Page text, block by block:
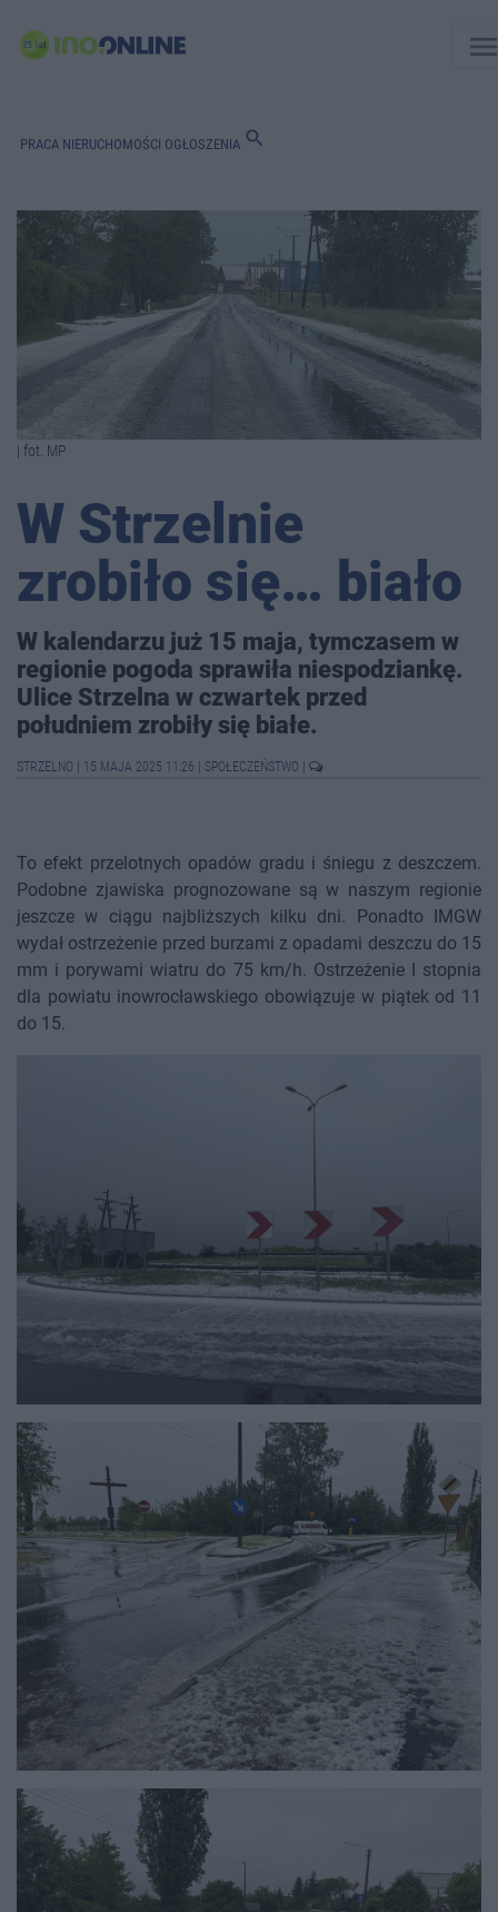
PRACA NIERUCHOMOŚCI OGŁOSZENIA search
| fot. MP
W Strzelnie
zrobiło się… biało
W kalendarzu już 15 maja, tymczasem w
regionie pogoda sprawiła niespodziankę.
Ulice Strzelna w czwartek przed
południem zrobiły się białe.
STRZELNO 15 MAJA 2025 11:26 SPOŁECZEŃSTWO
To efekt przelotnych opadów gradu i śniegu z deszczem.
Podobne zjawiska prognozowane są w naszym regionie
jeszcze w ciągu najbliższych kilku dni. Ponadto IMGW
wydał ostrzeżenie przed burzami z opadami deszczu do 15
mm i porywami wiatru do 75 km/h. Ostrzeżenie I stopnia
dla powiatu inowrocławskiego obowiązuje w piątek od 11
do 15.